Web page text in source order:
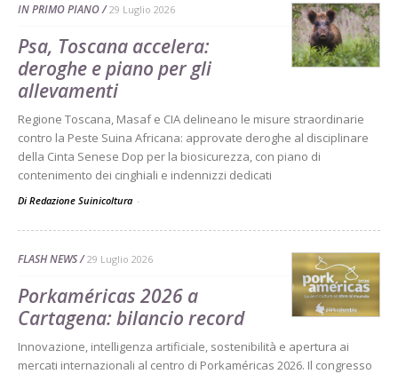
IN PRIMO PIANO 29 Luglio 2026
Psa, Toscana accelera:
deroghe e piano per gli
allevamenti
Regione Toscana, Masaf e CIA delineano le misure straordinarie
contro la Peste Suina Africana: approvate deroghe al disciplinare
della Cinta Senese Dop per la biosicurezza, con piano di
contenimento dei cinghiali e indennizzi dedicati
Di Redazione Suinicoltura -
FLASH NEWS 29 Luglio 2026
Porkaméricas 2026 a
Cartagena: bilancio record
Innovazione, intelligenza artificiale, sostenibilità e apertura ai
mercati internazionali al centro di Porkaméricas 2026. Il congresso